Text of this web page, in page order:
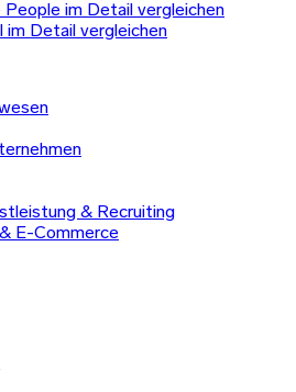
People im Detail vergleichen
im Detail vergleichen
& Recruiting
E-Commerce